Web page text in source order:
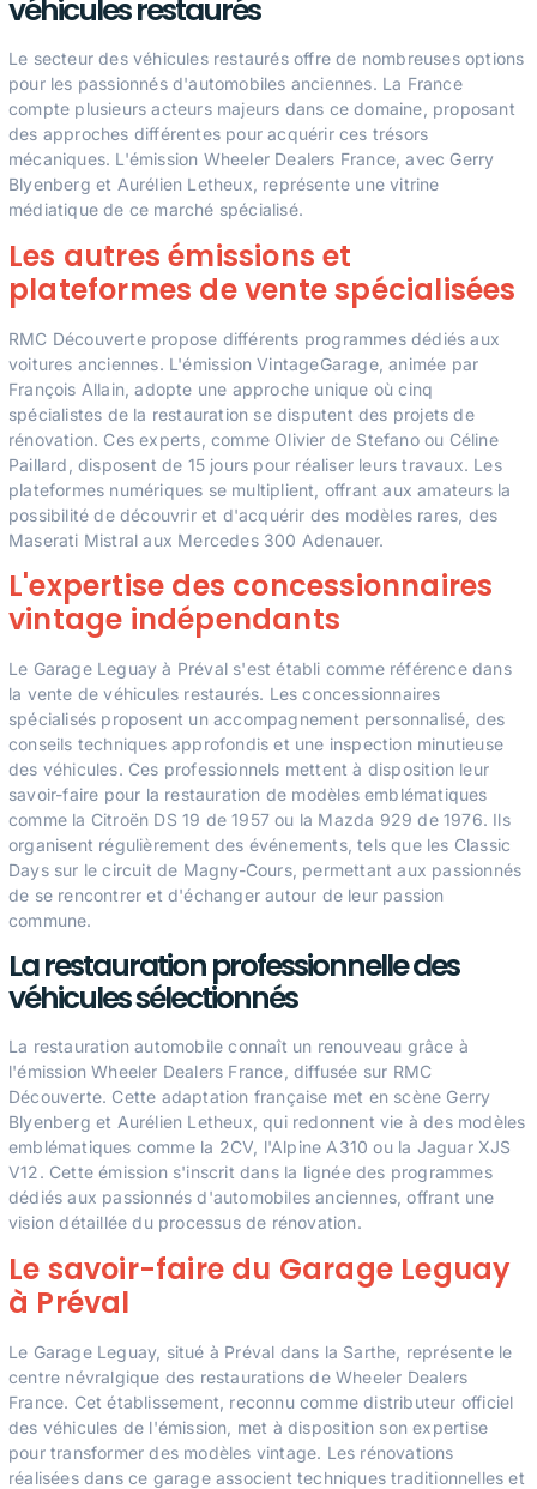
véhicules restaurés
Le secteur des véhicules restaurés offre de nombreuses options
pour les passionnés d'automobiles anciennes. La France
compte plusieurs acteurs majeurs dans ce domaine, proposant
des approches différentes pour acquérir ces trésors
mécaniques. L'émission Wheeler Dealers France, avec Gerry
Blyenberg et Aurélien Letheux, représente une vitrine
médiatique de ce marché spécialisé.
Les autres émissions et
plateformes de vente spécialisées
RMC Découverte propose différents programmes dédiés aux
voitures anciennes. L'émission VintageGarage, animée par
François Allain, adopte une approche unique où cinq
spécialistes de la restauration se disputent des projets de
rénovation. Ces experts, comme Olivier de Stefano ou Céline
Paillard, disposent de 15 jours pour réaliser leurs travaux. Les
plateformes numériques se multiplient, offrant aux amateurs la
possibilité de découvrir et d'acquérir des modèles rares, des
Maserati Mistral aux Mercedes 300 Adenauer.
L'expertise des concessionnaires
vintage indépendants
Le Garage Leguay à Préval s'est établi comme référence dans
la vente de véhicules restaurés. Les concessionnaires
spécialisés proposent un accompagnement personnalisé, des
conseils techniques approfondis et une inspection minutieuse
des véhicules. Ces professionnels mettent à disposition leur
savoir-faire pour la restauration de modèles emblématiques
comme la Citroën DS 19 de 1957 ou la Mazda 929 de 1976. Ils
organisent régulièrement des événements, tels que les Classic
Days sur le circuit de Magny-Cours, permettant aux passionnés
de se rencontrer et d'échanger autour de leur passion
commune.
La restauration professionnelle des
véhicules sélectionnés
La restauration automobile connaît un renouveau grâce à
l'émission Wheeler Dealers France, diffusée sur RMC
Découverte. Cette adaptation française met en scène Gerry
Blyenberg et Aurélien Letheux, qui redonnent vie à des modèles
emblématiques comme la 2CV, l'Alpine A310 ou la Jaguar XJS
V12. Cette émission s'inscrit dans la lignée des programmes
dédiés aux passionnés d'automobiles anciennes, offrant une
vision détaillée du processus de rénovation.
Le savoir-faire du Garage Leguay
à Préval
Le Garage Leguay, situé à Préval dans la Sarthe, représente le
centre névralgique des restaurations de Wheeler Dealers
France. Cet établissement, reconnu comme distributeur officiel
des véhicules de l'émission, met à disposition son expertise
pour transformer des modèles vintage. Les rénovations
réalisées dans ce garage associent techniques traditionnelles et